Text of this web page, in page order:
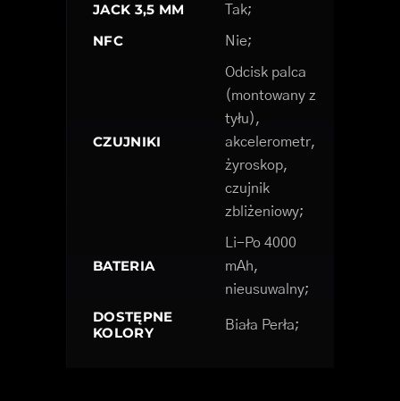
JACK 3,5 MM Tak;
NFC Nie;
CZUJNIKI
Odcisk palca
(montowany z
tyłu),
akcelerometr,
żyroskop,
czujnik
zbliżeniowy;
BATERIA
Li-Po 4000
mAh,
nieusuwalny;
DOSTĘPNE
KOLORY
Biała Perła;